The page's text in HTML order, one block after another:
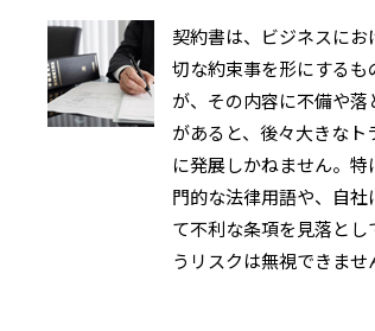
契約書は、ビジネスにお
切な約束事を形にするも
が、その内容に不備や落
があると、後々大きなト
に発展しかねません。特
門的な法律用語や、自社
て不利な条項を見落とし
うリスクは無視できま